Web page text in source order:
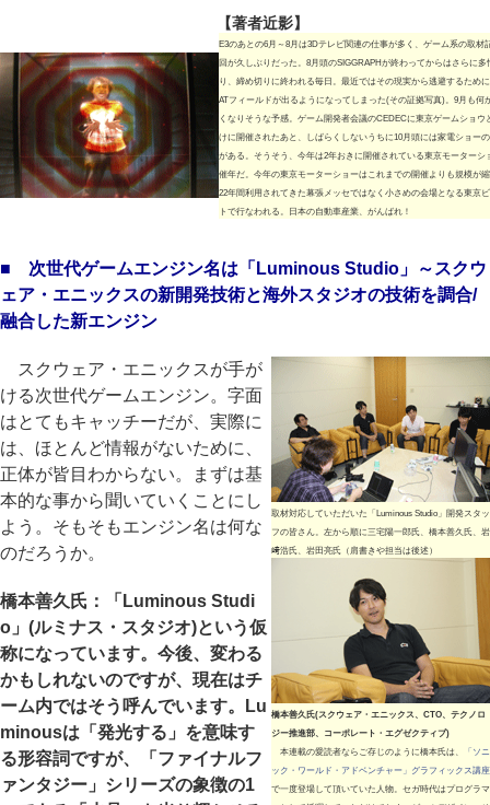
【著者近影】
E3のあとの6月～8月は3Dテレビ関連の仕事が多く、ゲーム系の取材
回が久しぶりだった。8月頭のSIGGRAPHが終わってからはさらに多
り、締め切りに終われる毎日。最近ではその現実から逃避するため
ATフィールドが出るようになってしまった(その証拠写真)。9月も何
くなりそうな予感。ゲーム開発者会議のCEDECに東京ゲームショウ
けに開催されたあと、しばらくしないうちに10月頭には家電ショーの
がある。そうそう、今年は2年おきに開催されている東京モーターシ
催年だ。今年の東京モーターショーはこれまでの開催よりも規模が
22年間利用されてきた幕張メッセではなく小さめの会場となる東京
トで行なわれる。日本の自動車産業、がんばれ！
■ 次世代ゲームエンジン名は「Luminous Studio」～スクウ
ェア・エニックスの新開発技術と海外スタジオの技術を調合/
融合した新エンジン
取材対応していただいた「Luminous Studio」開発スタッ
フの皆さん。左から順に三宅陽一郎氏、橋本善久氏、岩
﨑浩氏、岩田亮氏（肩書きや担当は後述）
橋本善久氏(スクウェア・エニックス、CTO、テクノロ
ジー推進部、コーポレート・エグゼクティブ)
本連載の愛読者ならご存じのように橋本氏は、
「ソニ
ック・ワールド・アドベンチャー」グラフィックス講座
で一度登場して頂いていた人物。セガ時代はプログラマ
スクウェア・エニックスが手が
ける次世代ゲームエンジン。字面
はとてもキャッチーだが、実際に
は、ほとんど情報がないために、
正体が皆目わからない。まずは基
本的な事から聞いていくことにし
よう。そもそもエンジン名は何な
のだろうか。
橋本善久氏：「Luminous Studi
o」(ルミナス・スタジオ)という仮
称になっています。今後、変わる
かもしれないのですが、現在はチ
ーム内ではそう呼んでいます。Lu
minousは「発光する」を意味す
る形容詞ですが、「ファイナルフ
ァンタジー」シリーズの象徴の1